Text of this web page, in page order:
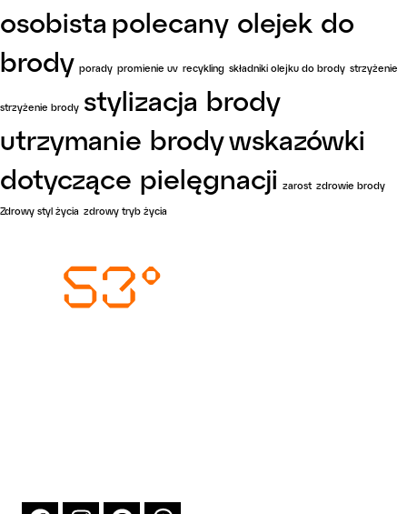
osobista polecany olejek do
brody porady promienie uv recykling składniki olejku do brody strzyżenie
strzyżenie brody stylizacja brody
utrzymanie brodywskazówki
dotyczące pielęgnacji zarost zdrowie brody
Zdrowy styl życia zdrowy tryb życia